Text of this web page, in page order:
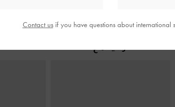
Contact usif you have questions about international